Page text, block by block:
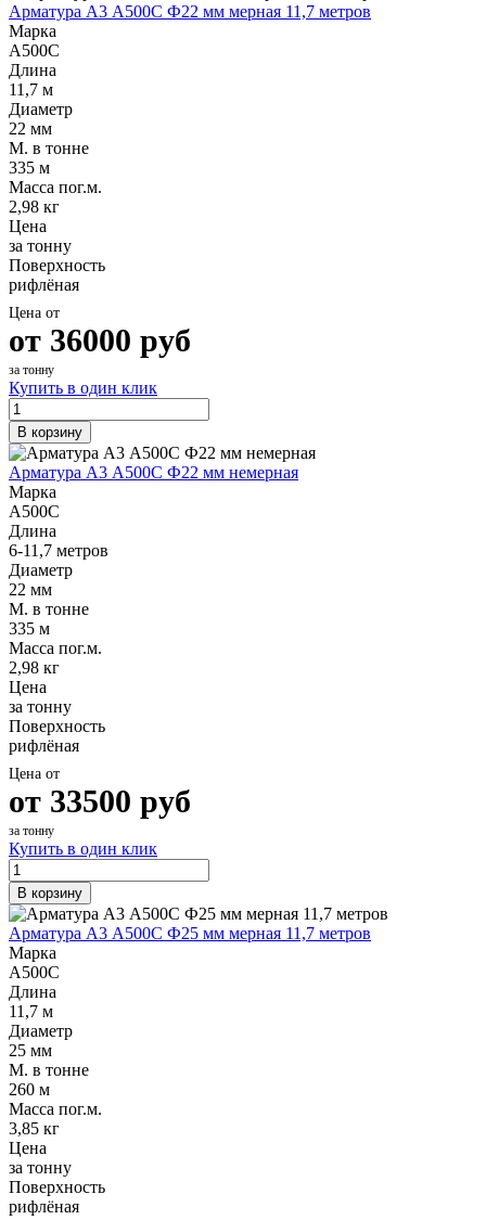
Арматура А3 А500С Ф22 мм мерная 11,7 метров
Марка
А500С
Длина
11,7 м
Диаметр
22 мм
М. в тонне
335 м
Масса пог.м.
2,98 кг
Цена
за тонну
Поверхность
рифлёная
Цена от
от 36000 руб
за тонну
Купить в один клик
В корзину
Арматура А3 А500С Ф22 мм немерная
Марка
А500С
Длина
6-11,7 метров
Диаметр
22 мм
М. в тонне
335 м
Масса пог.м.
2,98 кг
Цена
за тонну
Поверхность
рифлёная
Цена от
от 33500 руб
за тонну
Купить в один клик
В корзину
Арматура А3 А500С Ф25 мм мерная 11,7 метров
Марка
А500С
Длина
11,7 м
Диаметр
25 мм
М. в тонне
260 м
Масса пог.м.
3,85 кг
Цена
за тонну
Поверхность
рифлёная